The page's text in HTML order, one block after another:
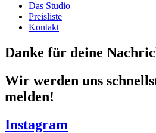
Das Studio
Preisliste
Kontakt
Danke für deine
Wir werden uns
melden!
Instagram